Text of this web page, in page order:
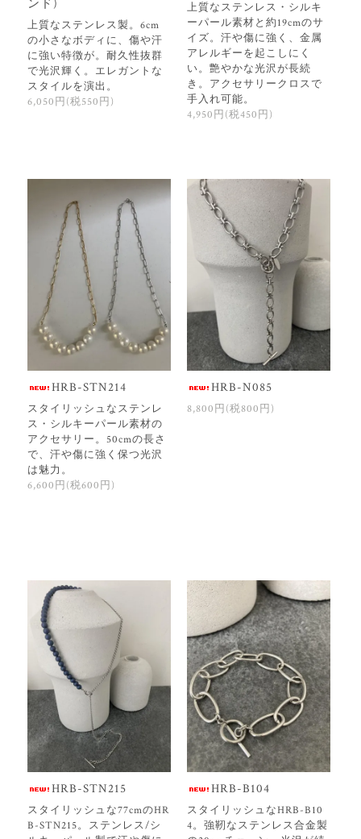
ンド)
上質なステンレス製。6cm
の小さなボディに、傷や汗
に強い特徴が。耐久性抜群
で光沢輝く。エレガントな
スタイルを演出。
6,050円(税550円)
上質なステンレス・シルキ
ーパール素材と約19cmのサ
イズ。汗や傷に強く、金属
アレルギーを起こしにく
い。艶やかな光沢が長続
き。アクセサリークロスで
手入れ可能。
4,950円(税450円)
HRB-STN214
スタイリッシュなステンレ
ス・シルキーパール素材の
アクセサリー。50cmの長さ
で、汗や傷に強く保つ光沢
は魅力。
6,600円(税600円)
HRB-N085
8,800円(税800円)
HRB-STN215
スタイリッシュな77cmのHR
B-STN215。ステンレス/シ
HRB-B104
スタイリッシュなHRB-B10
4。強靭なステンレス合金製